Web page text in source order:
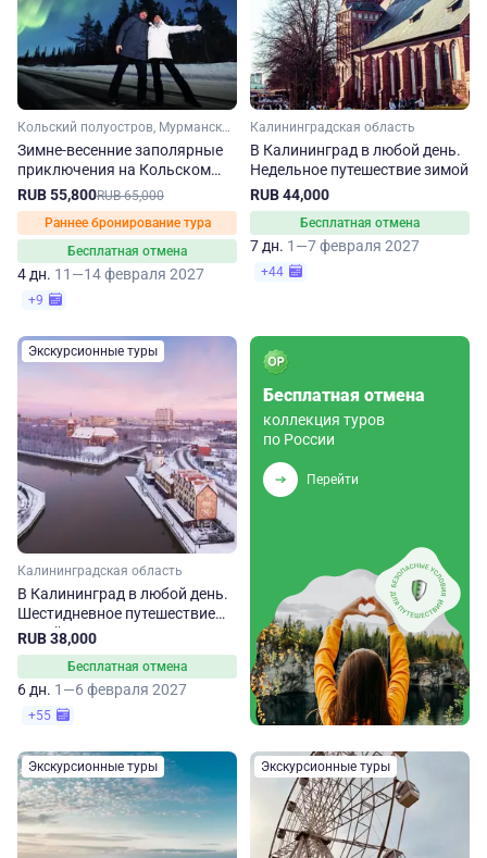
Кольский полуостров, Мурманская область, Арктика
Зимне-весенние заполярные
приключения на Кольском
полуострове
RUB 55,800RUB 65,000
Раннее бронирование тура
Бесплатная отмена
4 дн. 11—14 февраля 2027
+9
Калининградская область
В Калининград в любой день.
Недельное путешествие зимой
RUB 44,000
Бесплатная отмена
7 дн. 1—7 февраля 2027
+44
Экскурсионные туры
Калининградская область
В Калининград в любой день.
Шестидневное путешествие
зимой
RUB 38,000
Бесплатная отмена
6 дн. 1—6 февраля 2027
+55
Бесплатная отмена
коллекция туров
по России
Перейти
Экскурсионные туры Экскурсионные туры